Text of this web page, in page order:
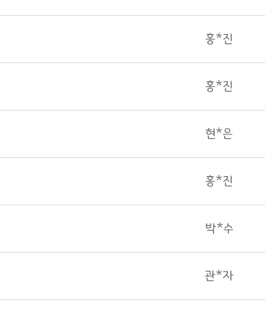
홍*진
홍*진
현*은
홍*진
박*수
관*자